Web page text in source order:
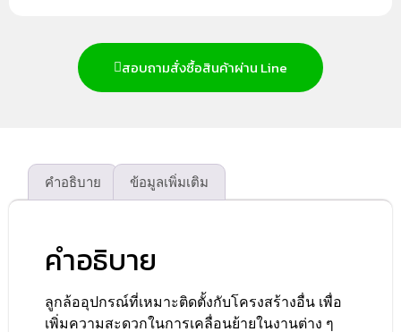
สอบถามสั่งซื้อสินค้าผ่าน Line
คำอธิบาย ข้อมูลเพิ่มเติม
คำอธิบาย
ลูกล้ออุปกรณ์ที่เหมาะติดตั้งกับโครงสร้างอื่น เพื่อ
เพิ่มความสะดวกในการเคลื่อนย้ายในงานต่าง ๆ